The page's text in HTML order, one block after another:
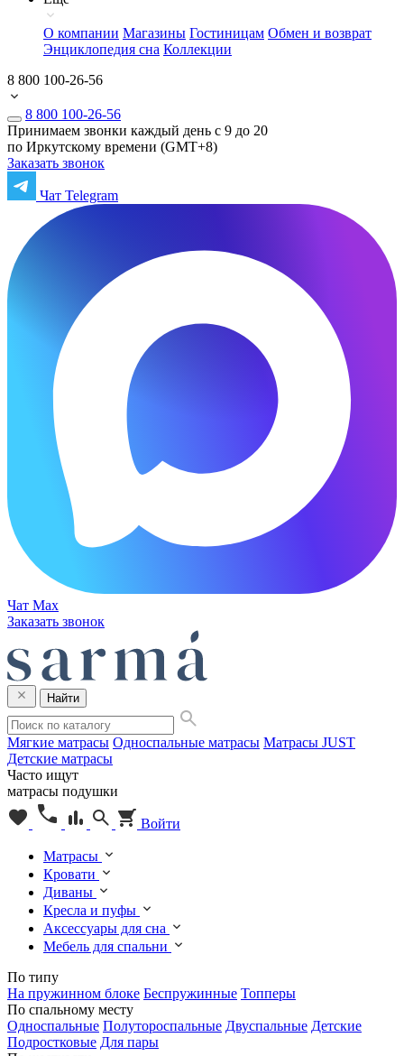
О компании Магазины Гостиницам Обмен и возврат
Энциклопедия сна Коллекции
8 800 100-26-56
8 800 100-26-56
Принимаем звонки каждый день с 9 до 20
по Иркутскому времени (GMT+8)
Заказать звонок
Чат Telegram
Чат Max
Заказать звонок
Найти
Мягкие матрасы Односпальные матрасы Матрасы JUST
Детские матрасы
Часто ищут
матрасы подушки
Войти
Матрасы
Кровати
Диваны
Кресла и пуфы
Аксессуары для сна
Мебель для спальни
По типу
На пружинном блоке Беспружинные Топперы
По спальному месту
Односпальные Полутороспальные Двуспальные Детские
Подростковые Для пары